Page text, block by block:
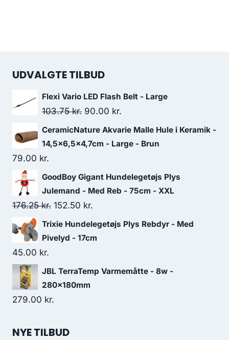
UDVALGTE TILBUD
Flexi Vario LED Flash Belt - Large
103.75kr. Den
oprindelige
pris
103.75 kr..
90.00 kr.
aktuelle
pris
90.00 kr..
CeramicNature Akvarie Malle Hule i Keramik -
14,5x6,5x4,7cm - Large - Brun
79.00 kr.
GoodBoy Gigant Hundelegetøjs Plys
Julemand - Med Reb - 75cm - XXL
176.25kr. Den
oprindelige
pris
176.25 kr..
152.50 kr.
aktuelle
pris
152.50 kr..
Trixie Hundelegetøjs Plys Rebdyr - Med
Pivelyd - 17cm
45.00 kr.
JBL TerraTemp Varmemåtte - 8w -
280x180mm
279.00 kr.
NYE TILBUD